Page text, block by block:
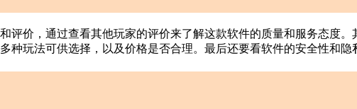
评价，通过查看其他玩家的评价来了解这款软件的质量和服务态度。
种玩法可供选择，以及价格是否合理。最后还要看软件的安全性和隐